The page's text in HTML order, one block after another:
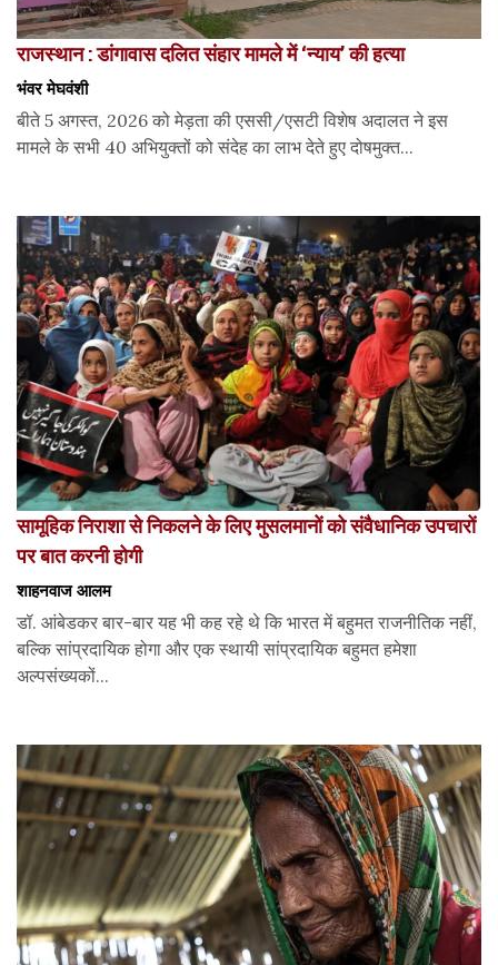
राजस्थान : डांगावास दलित संहार मामले में ‘न्याय’ की हत्या
भंवर मेघवंशी
बीते 5 अगस्त, 2026 को मेड़ता की एससी/एसटी विशेष अदालत ने इस
मामले के सभी 40 अभियुक्तों को संदेह का लाभ देते हुए दोषमुक्त...
सामूहिक निराशा से निकलने के लिए मुसलमानों को संवैधानिक उपचारों
पर बात करनी होगी
शाहनवाज आलम
डॉ. आंबेडकर बार-बार यह भी कह रहे थे कि भारत में बहुमत राजनीतिक नहीं,
बल्कि सांप्रदायिक होगा और एक स्थायी सांप्रदायिक बहुमत हमेशा
अल्पसंख्यकों...